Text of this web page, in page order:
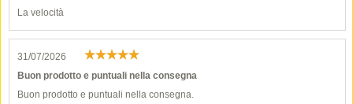
La velocità
31/07/2026
Buon prodotto e puntuali nella consegna
Buon prodotto e puntuali nella consegna.